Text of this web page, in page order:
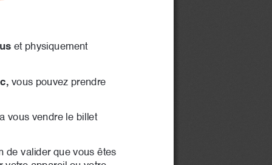
et physiquement
vous pouvez prendre
vous vendre le billet
de valider que vous êtes